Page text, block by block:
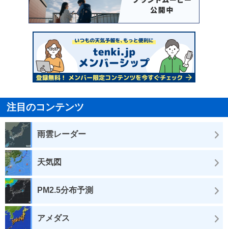
注目のコンテンツ
雨雲レーダー
天気図
PM2.5分布予測
アメダス